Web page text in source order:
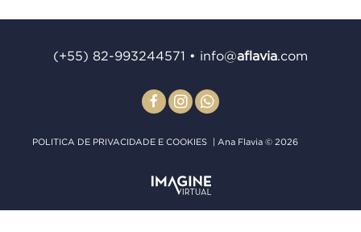
(+55) 82-993244571 • info@aﬂavia.com
POLITICA DE PRIVACIDADE E COOKIES | Ana Flavia © 2026